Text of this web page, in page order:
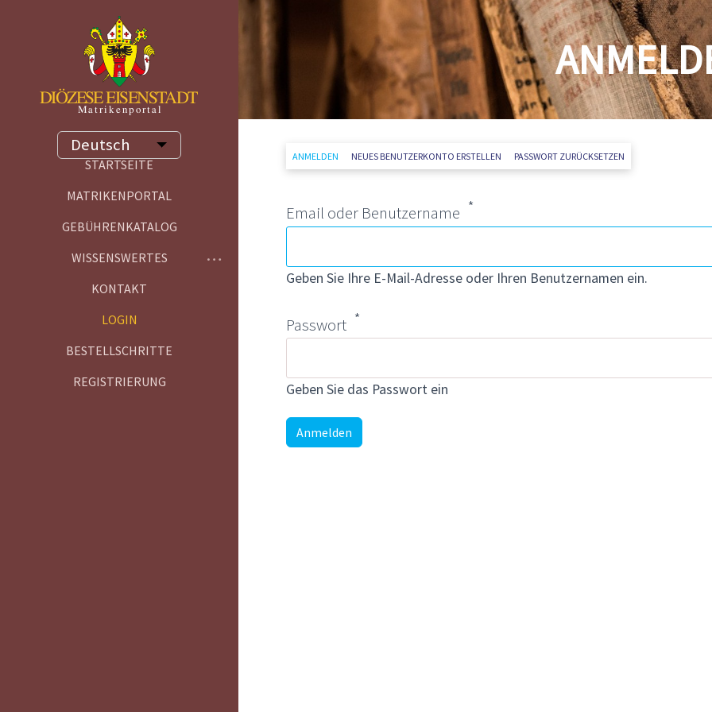
Deutsch
Weitere Aktionen auflisten
Toggle menu
STARTSEITE
MATRIKENPORTAL
GEBÜHRENKATALOG
WISSENSWERTES
KONTAKT
LOGIN
BESTELLSCHRITTE
REGISTRIERUNG
Primäre Reiter
ANMELDEN (AKTIVER REITER)
NEUES BENUTZERKONTO ERSTELLEN PASSWORT ZURÜCKSETZEN
Email oder Benutzername
Geben Sie Ihre E-Mail-Adresse oder Ihren Benutzernamen ein.
Passwort
Geben Sie das Passwort ein